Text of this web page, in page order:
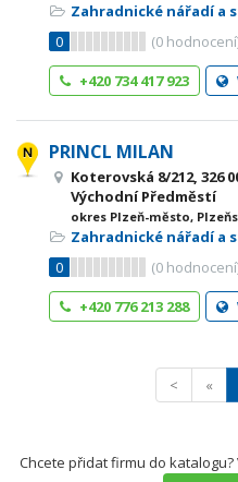
Zahradnické nářadí a
0
(0
+420 734 417 923
PRINCL MILAN
Koterovská 8/212, 326
Východní Předměstí
okres Plzeň-město,
Zahradnické nářadí a
0
(0
+420 776 213 288
< «
Chcete přidat firmu do katalogu?